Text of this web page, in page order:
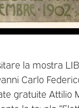
la mostra
Carlo
gratuite Attilio